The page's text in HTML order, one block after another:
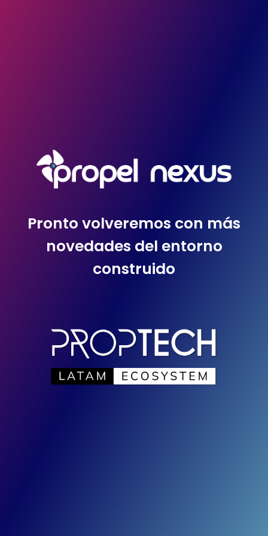
Pronto volveremos con más
novedades del entorno
construido